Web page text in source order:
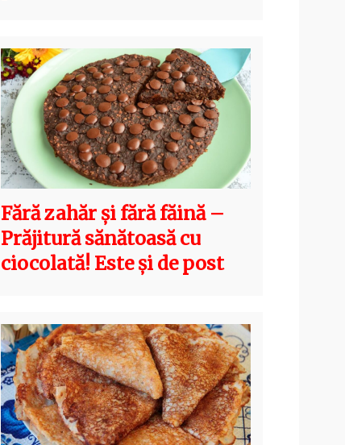
Fără zahăr și fără făină –
Prăjitură sănătoasă cu
ciocolată! Este și de post